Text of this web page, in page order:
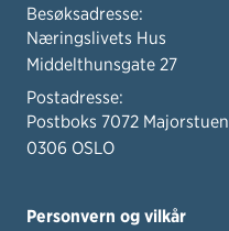
Besøksadresse:
Næringslivets Hus
Middelthunsgate 27
Postadresse:
Postboks 7072 Majorstuen
0306 OSLO
Personvern og vilkår